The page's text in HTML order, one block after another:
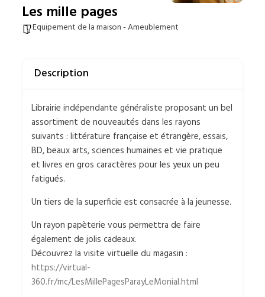
Les mille pages
Equipement de la maison - Ameublement
Description
Librairie indépendante généraliste proposant un bel
assortiment de nouveautés dans les rayons
suivants : littérature française et étrangère, essais,
BD, beaux arts, sciences humaines et vie pratique
et livres en gros caractères pour les yeux un peu
fatigués.
Un tiers de la superficie est consacrée à la jeunesse.
Un rayon papèterie vous permettra de faire
également de jolis cadeaux.
Découvrez la visite virtuelle du magasin :
https://virtual-
360.fr/mc/LesMillePagesParayLeMonial.html